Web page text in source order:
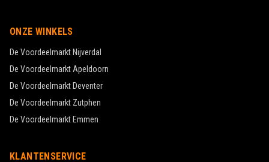
ONZE WINKELS
De VoordeelmarktNijverdal
De Voordeelmarkt Apeldoorn
De VoordeelmarktDeventer
De Voordeelmarkt Zutphen
De VoordeelmarktEmmen
KLANTENSERVICE